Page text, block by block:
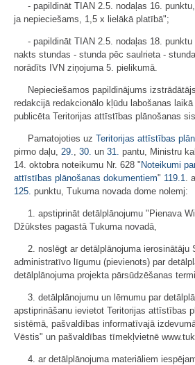
- papildināt TIAN 2.5. nodaļas 16.
ja nepieciešams, 1,5 x lielākā platībā";
- papildināt TIAN 2.5. nodaļas 18.
nakts stundas - stunda pēc saulrieta -
norādīts IVN ziņojuma 5. pielikumā.
Nepieciešamos papildinājums
redakcijā redakcionālo kļūdu labošanas
publicēta Teritorijas attīstības plānošanas
Pamatojoties uz Teritorijas attīstības
pirmo daļu, 29., 30. un 31. pantu, Ministru
14. oktobra noteikumu Nr. 628 " Noteikumi
attīstības plānošanas dokumentiem" 119.1.
125. punktu, Tukuma novada dome nolemj:
1. apstiprināt detālplānojumu "Pienava
Džūkstes pagastā Tukuma novadā,
2. noslēgt ar detālplānojuma ierosinātāju
administratīvo līgumu (pievienots) par
detālplānojuma projekta pārsūdzēšanas
3. detālplānojumu un lēmumu par
apstiprināšanu ievietot Teritorijas attīstības
sistēmā, pašvaldības informatīvajā
Vēstis" un pašvaldības tīmekļvietnē
4. ar detālplānojuma materiāliem